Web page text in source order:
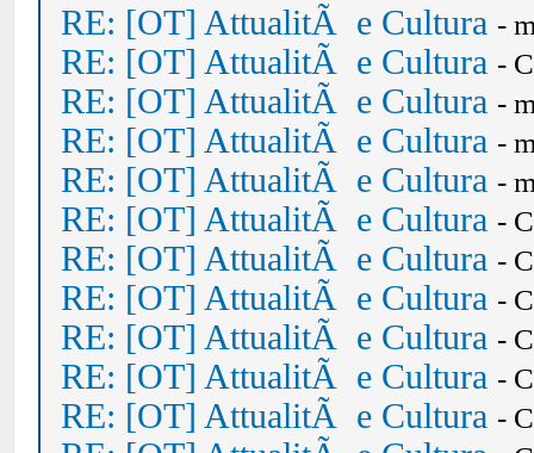
RE: [OT] AttualitÃ e Cultura -
RE: [OT] AttualitÃ e Cultura -
RE: [OT] AttualitÃ e Cultura -
RE: [OT] AttualitÃ e Cultura -
RE: [OT] AttualitÃ e Cultura -
RE: [OT] AttualitÃ e Cultura -
RE: [OT] AttualitÃ e Cultura -
RE: [OT] AttualitÃ e Cultura -
RE: [OT] AttualitÃ e Cultura -
RE: [OT] AttualitÃ e Cultura -
RE: [OT] AttualitÃ e Cultura -